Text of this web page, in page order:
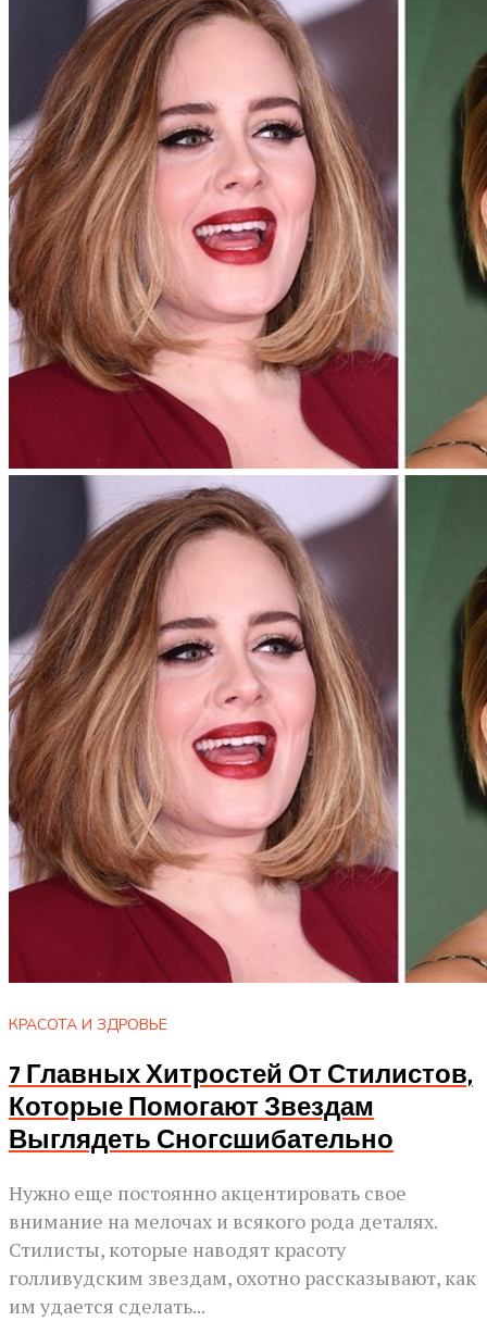
КРАСОТА И ЗДРОВЬЕ
7 Главных Хитростей От Стилистов,
Которые Помогают Звездам
Выглядеть Сногсшибательно
Нужно еще постоянно акцентировать свое
внимание на мелочах и всякого рода деталях.
Стилисты, которые наводят красоту
голливудским звездам, охотно рассказывают, как
им удается сделать...